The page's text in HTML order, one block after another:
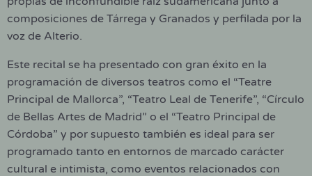
composiciones de Tárrega y Granados y perfilada por la
voz de Alterio.
Este recital se ha presentado con gran éxito en la
programación de diversos teatros como el “Teatre
Principal de Mallorca”, “Teatro Leal de Tenerife”, “Círculo
de Bellas Artes de Madrid” o el “Teatro Principal de
Córdoba” y por supuesto también es ideal para ser
programado tanto en entornos de marcado carácter
cultural e intimista, como eventos relacionados con